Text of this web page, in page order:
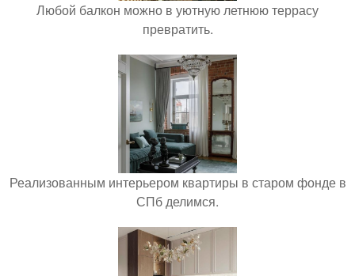
Любой балкон можно в уютную летнюю террасу
превратить.
Реализованным интерьером квартиры в старом фонде в
СПб делимся.